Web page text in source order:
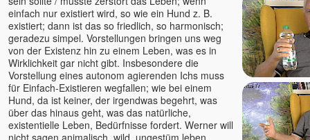
Rani Kaluza
Rania
Ranjit Maharaj
Reimund Kästner
Renate Ma Nishcala, jetzt:
Nishkàma
Ria Panen Godesberg
Richard Gruber
Richard Sylvester
einfach nur existiert wird, so wie ein Hund z. B.
existiert; dann ist das so friedlich, so harmonisch;
geradezu simpel. Vorstellungen bringen uns weg
von der Existenz hin zu einem Leben, was es in
Wirklichkeit gar nicht gibt. Insbesondere die
Vorstellung eines autonom agierenden Ichs muss
für Einfach-Existieren wegfallen; wie bei einem
Hund, da ist keiner, der irgendwas begehrt, was
über das hinaus geht, was das natürliche,
existentielle Leben, Bedürfnisse fordert. Werner will
nicht sagen animalisch, wild, ungestüm leben,